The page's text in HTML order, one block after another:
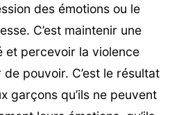
des émotions ou le
C’est maintenir une
et percevoir la violence
pouvoir. C’est le résultat
garçons qu’ils ne peuvent